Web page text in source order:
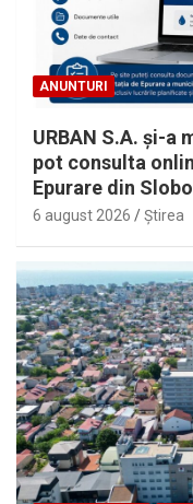
ANUNTURI
URBAN S.A. și-a
pot consulta
Epurare din
6 august 2026 Ştirea